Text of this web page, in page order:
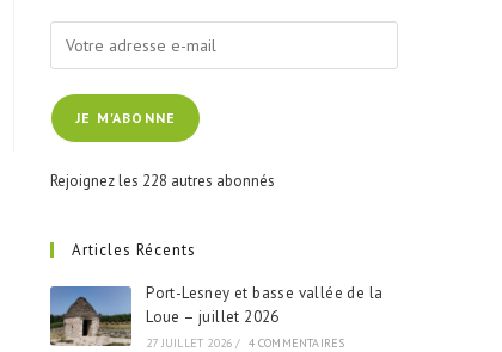
Votre
adresse
e-
mailJE M'ABONNE
Rejoignez les 228 autres abonnés
Articles Récents
Port-Lesney et basse vallée de la
Loue – juillet 2026
27 JUILLET 2026 / 4 COMMENTAIRES